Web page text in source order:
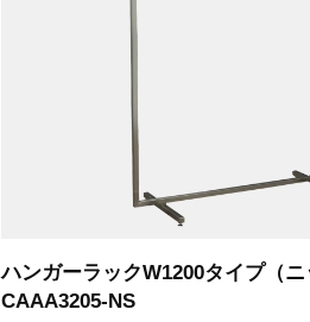
ハンガーラックW1200タイプ（
CAAA3205-NS